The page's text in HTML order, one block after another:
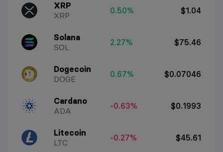
XRP
XRP
0.50% $1.04
Solana
SOL
2.27% $75.46
Dogecoin
DOGE
0.67% $0.07046
Cardano
ADA
-0.63% $0.1993
Litecoin
LTC
-0.27% $45.61